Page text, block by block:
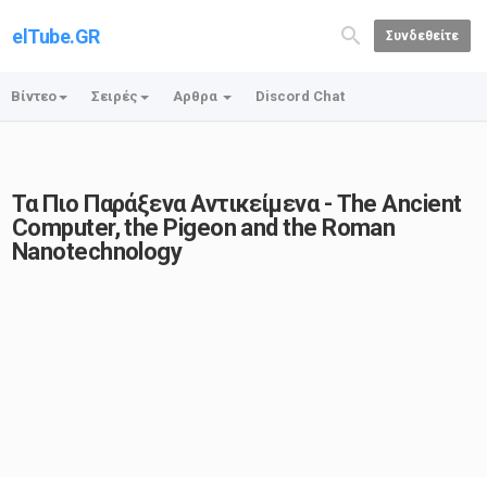
elTube.GR Συνδεθείτε
Βίντεο Σειρές Αρθρα Discord Chat
Τα Πιο Παράξενα Αντικείμενα - The Ancient
Computer, the Pigeon and the Roman
Nanotechnology